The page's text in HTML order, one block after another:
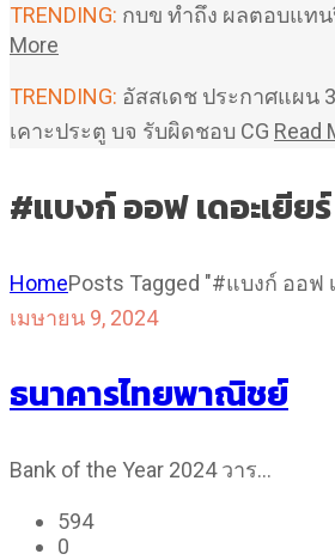
TRENDING: กบข ทำถึง ผลตอบแทน
More
TRENDING: อัสสเดช ประกาศแผน
เคาะประตู บจ รับผิดชอบ CG Read
#แบงก์ ออฟ เดอะเยีย
HomePosts Tagged "#แบงก์ ออฟ
เมษายน 9, 2024
ธนาคารไทยพาณิชย์
Bank of the Year 2024 วาร…
594
0